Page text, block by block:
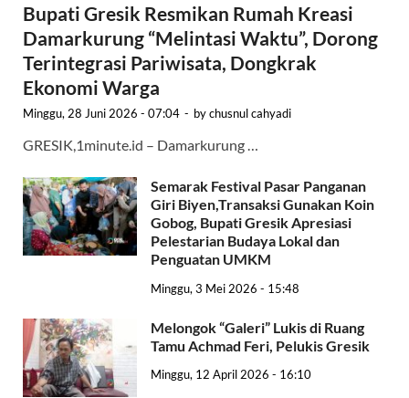
Bupati Gresik Resmikan Rumah Kreasi
Damarkurung “Melintasi Waktu”, Dorong
Terintegrasi Pariwisata, Dongkrak
Ekonomi Warga
Minggu, 28 Juni 2026 - 07:04 - bychusnul cahyadi
GRESIK,1minute.id – Damarkurung …
Semarak Festival Pasar Panganan
Giri Biyen,Transaksi Gunakan Koin
Gobog, Bupati Gresik Apresiasi
Pelestarian Budaya Lokal dan
Penguatan UMKM
Minggu, 3 Mei 2026 - 15:48
Melongok “Galeri” Lukis di Ruang
Tamu Achmad Feri, Pelukis Gresik
Minggu, 12 April 2026 - 16:10